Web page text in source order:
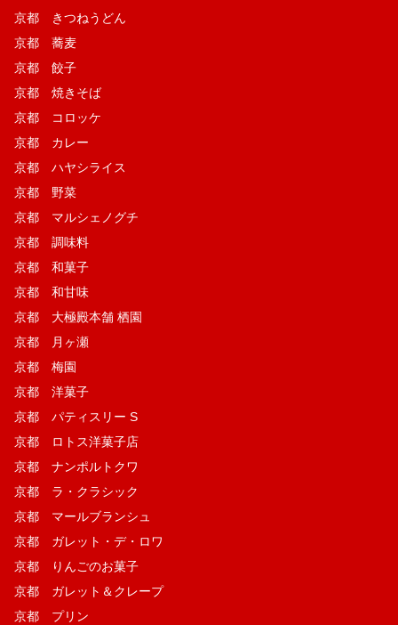
京都 きつねうどん
京都 蕎麦
京都 餃子
京都 焼きそば
京都 コロッケ
京都 カレー
京都 ハヤシライス
京都 野菜
京都 マルシェノグチ
京都 調味料
京都 和菓子
京都 和甘味
京都 大極殿本舗 栖園
京都 月ヶ瀬
京都 梅園
京都 洋菓子
京都 パティスリー S
京都 ロトス洋菓子店
京都 ナンポルトクワ
京都 ラ・クラシック
京都 マールブランシュ
京都 ガレット・デ・ロワ
京都 りんごのお菓子
京都 ガレット＆クレープ
京都 プリン